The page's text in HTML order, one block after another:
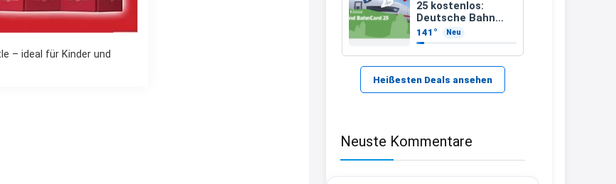
– ideal für Kinder und
25 kostenlos:
Deutsche Bahn
verschenkt
BahnCard an
Kinder und
Jugendliche
141° Neu
Heißesten Deals ansehen
Neuste Kommentare
Kerstin
Bei EDEKA
↩
29.07www.haribo.com/de-